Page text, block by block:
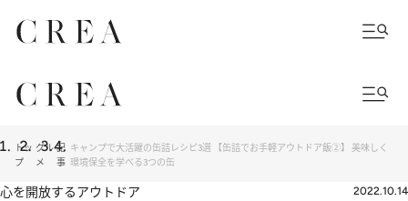
トッ
プ
グル
メ
記
事
キャンプで大活躍の缶詰レシピ3選 【缶詰でお手軽アウトドア飯②】 美味しく
環境保全を学べる3つの缶
心を開放するアウトドア 2022.10.14